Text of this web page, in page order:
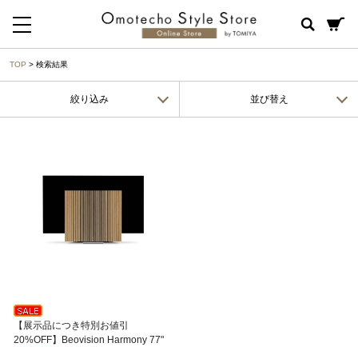
TOP > 検索結果
絞り込み 並び替え
【展示品につき特別お値引
20%OFF】Beovision Harmony 77"